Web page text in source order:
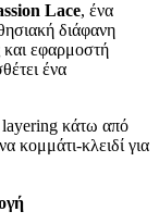
Lace, ένα
διάφανη
και εφαρμοστή
ένα
layering κάτω από
κομμάτι-κλειδί για